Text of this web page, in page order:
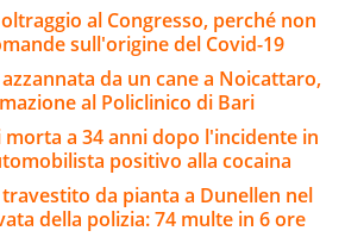
al Congresso, perché non
sull'origine del Covid-19
da un cane a Noicattaro,
al Policlinico di Bari
a 34 anni dopo l'incidente in
positivo alla cocaina
da pianta a Dunellen nel
della polizia: 74 multe in 6 ore